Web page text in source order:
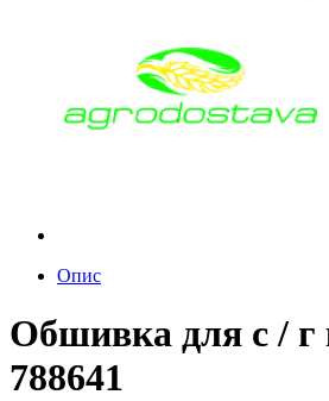
Опис
Обшивка для с / г
788641